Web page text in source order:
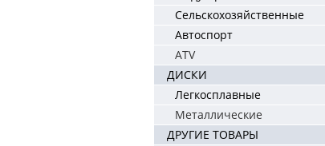
Сельскохозяйственные
Автоспорт
ATV
ДИСКИ
Легкосплавные
Металлические
ДРУГИЕ ТОВАРЫ